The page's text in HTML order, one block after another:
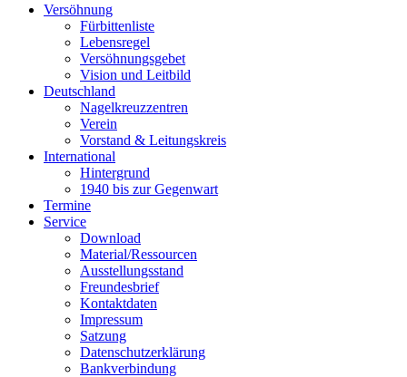
Versöhnung
Fürbittenliste
Lebensregel
Versöhnungsgebet
Vision und Leitbild
Deutschland
Nagelkreuzzentren
Verein
Vorstand & Leitungskreis
International
Hintergrund
1940 bis zur Gegenwart
Termine
Service
Download
Material/Ressourcen
Ausstellungsstand
Freundesbrief
Kontaktdaten
Impressum
Satzung
Datenschutzerklärung
Bankverbindung